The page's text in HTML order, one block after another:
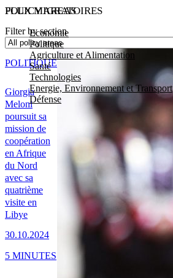
POLICY AREAS
Economie
Politique
Agriculture et Alimentation
Santé
Technologies
Energie, Environnement et Transport
Défense
FLUX MIGRATOIRES
Filter by section
Giorgia
Meloni
poursuit sa
mission de
coopération
en Afrique
du Nord
avec sa
quatrième
visite en
Libye
30.10.2024
POLITIQUE
5 MINUTES